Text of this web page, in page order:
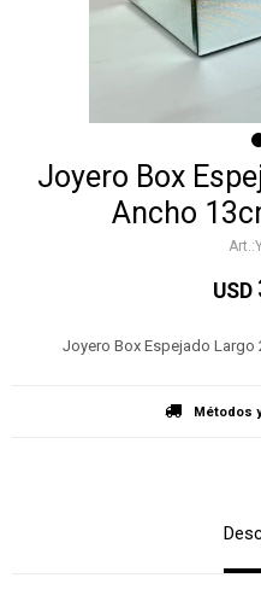
Joyero Box
Ancho
USD
Joyero Box Espejado Largo
Métodos